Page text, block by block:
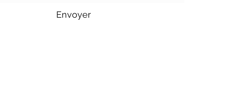
Envoyer